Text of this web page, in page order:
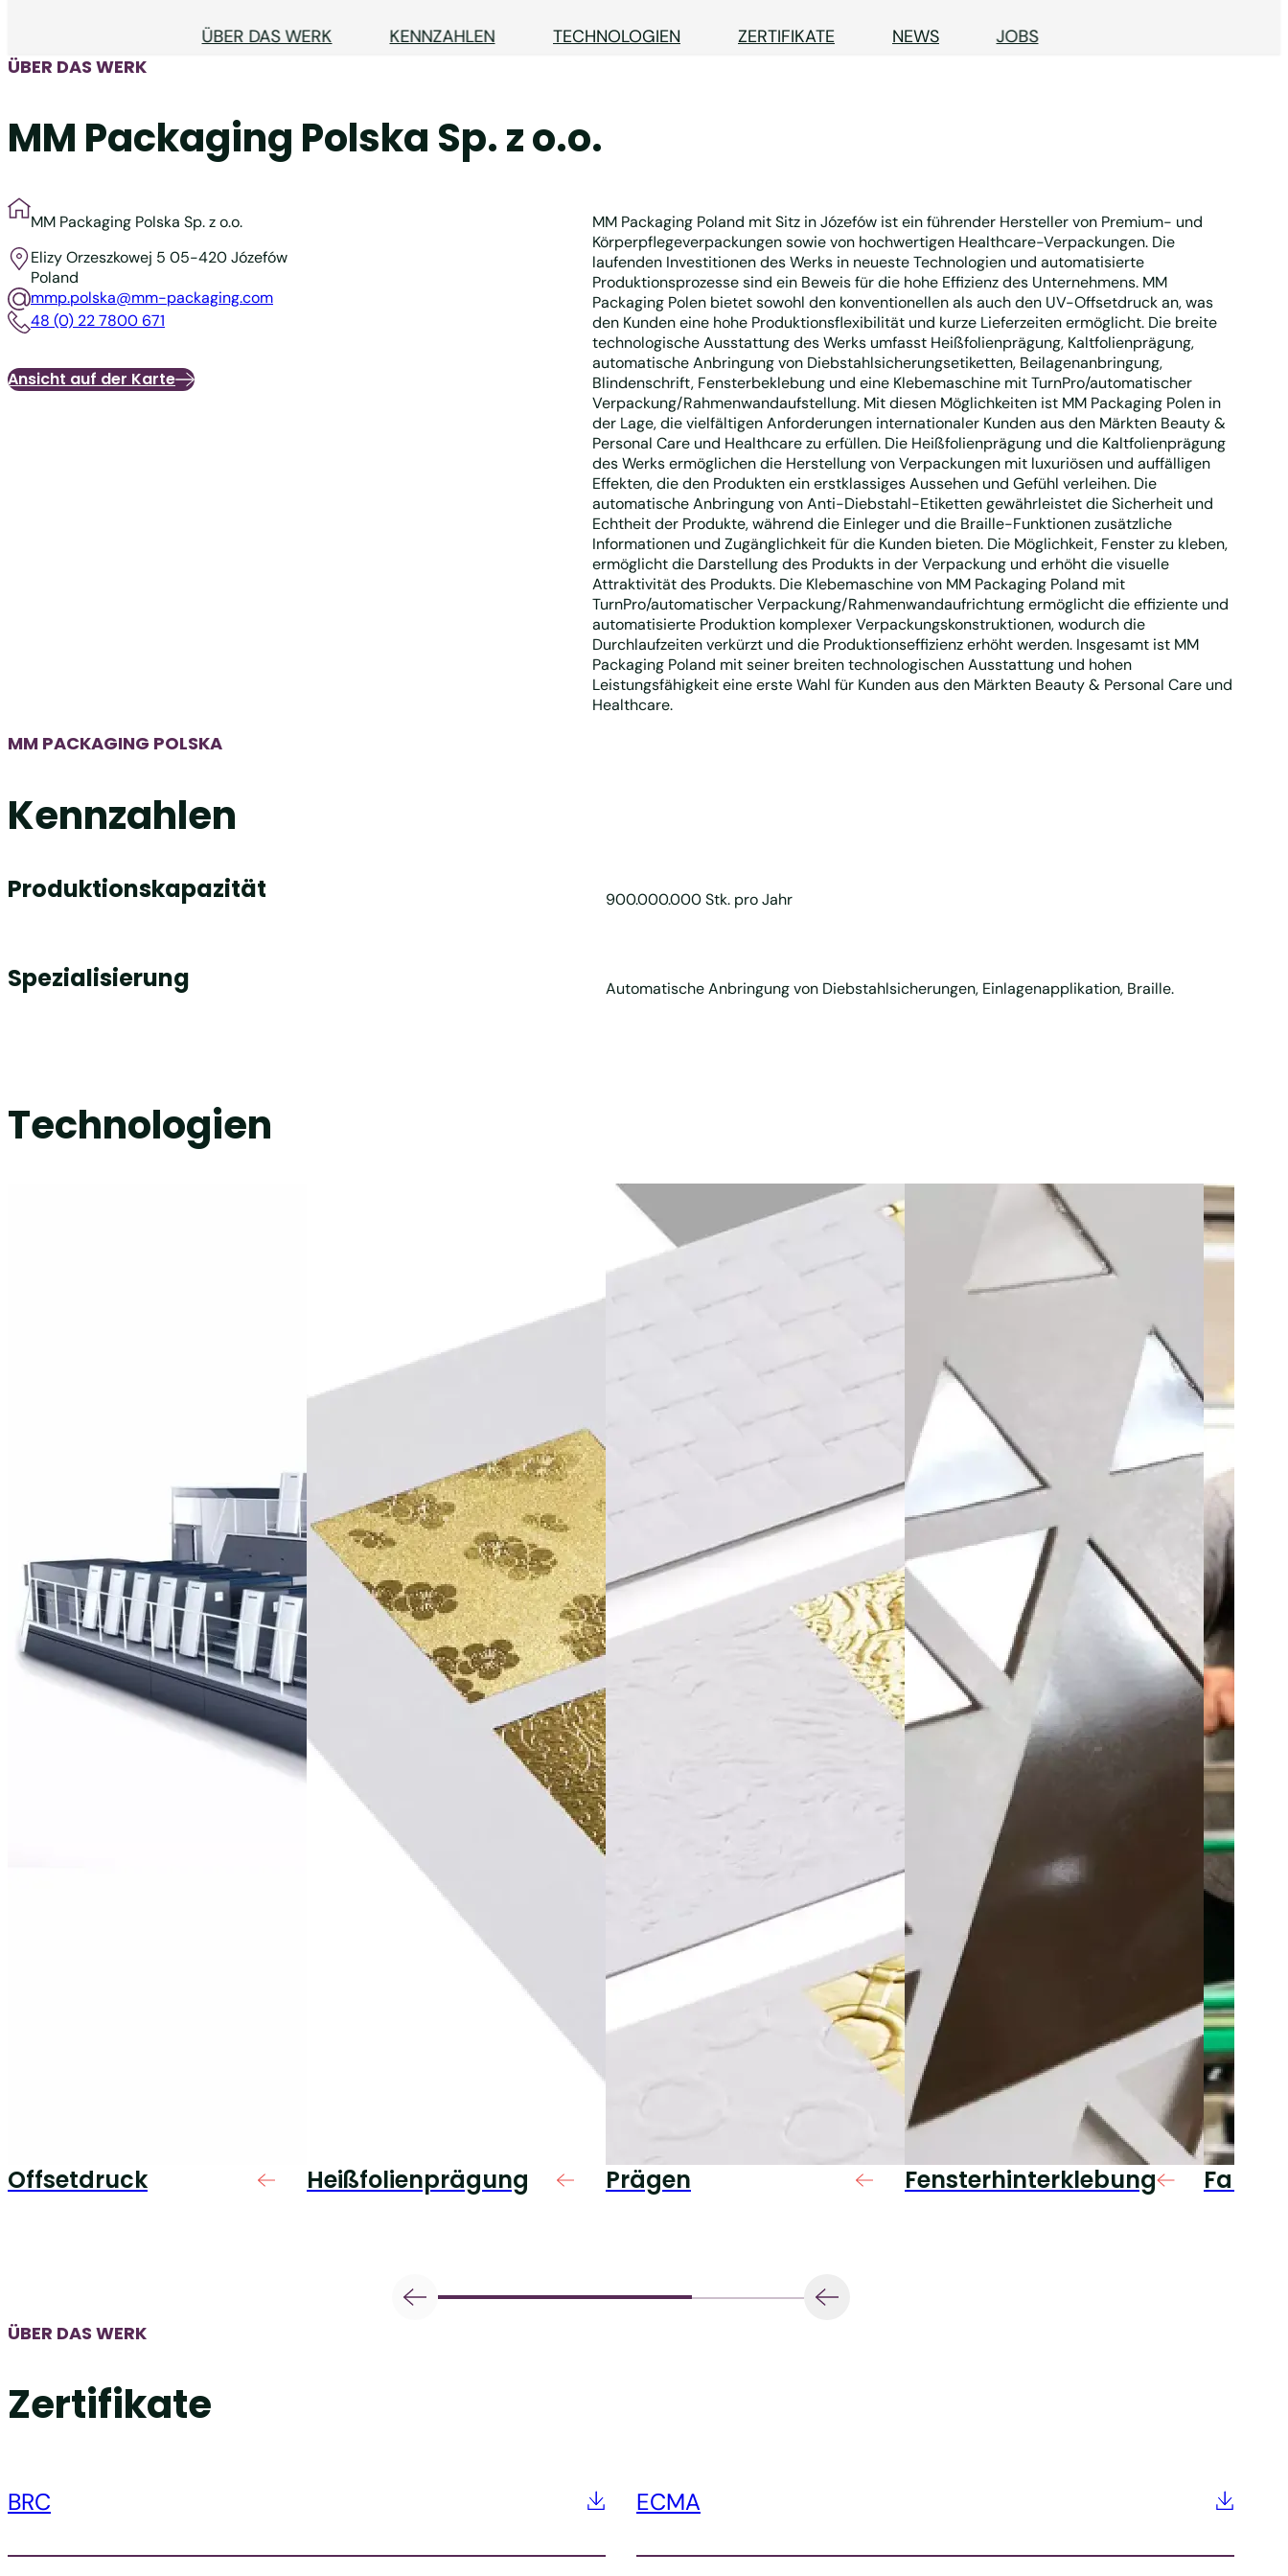
ÜBER DAS WERK KENNZAHLEN TECHNOLOGIEN ZERTIFIKATE NEWS JOBS
ÜBER DAS WERK
MM Packaging Polska Sp. z o.o.
MM Packaging Polska Sp. z o.o.
Elizy Orzeszkowej 5 05-420 Józefów
Poland
mmp.polska@mm-packaging.com
48 (0) 22 7800 671
Ansicht auf der Karte
MM Packaging Poland mit Sitz in Józefów ist ein führender Hersteller von Premium- und
Körperpflegeverpackungen sowie von hochwertigen Healthcare-Verpackungen. Die
laufenden Investitionen des Werks in neueste Technologien und automatisierte
Produktionsprozesse sind ein Beweis für die hohe Effizienz des Unternehmens. MM
Packaging Polen bietet sowohl den konventionellen als auch den UV-Offsetdruck an, was
den Kunden eine hohe Produktionsflexibilität und kurze Lieferzeiten ermöglicht. Die breite
technologische Ausstattung des Werks umfasst Heißfolienprägung, Kaltfolienprägung,
automatische Anbringung von Diebstahlsicherungsetiketten, Beilagenanbringung,
Blindenschrift, Fensterbeklebung und eine Klebemaschine mit TurnPro/automatischer
Verpackung/Rahmenwandaufstellung. Mit diesen Möglichkeiten ist MM Packaging Polen in
der Lage, die vielfältigen Anforderungen internationaler Kunden aus den Märkten Beauty &
Personal Care und Healthcare zu erfüllen. Die Heißfolienprägung und die Kaltfolienprägung
des Werks ermöglichen die Herstellung von Verpackungen mit luxuriösen und auffälligen
Effekten, die den Produkten ein erstklassiges Aussehen und Gefühl verleihen. Die
automatische Anbringung von Anti-Diebstahl-Etiketten gewährleistet die Sicherheit und
Echtheit der Produkte, während die Einleger und die Braille-Funktionen zusätzliche
Informationen und Zugänglichkeit für die Kunden bieten. Die Möglichkeit, Fenster zu kleben,
ermöglicht die Darstellung des Produkts in der Verpackung und erhöht die visuelle
Attraktivität des Produkts. Die Klebemaschine von MM Packaging Poland mit
TurnPro/automatischer Verpackung/Rahmenwandaufrichtung ermöglicht die effiziente und
automatisierte Produktion komplexer Verpackungskonstruktionen, wodurch die
Durchlaufzeiten verkürzt und die Produktionseffizienz erhöht werden. Insgesamt ist MM
Packaging Poland mit seiner breiten technologischen Ausstattung und hohen
Leistungsfähigkeit eine erste Wahl für Kunden aus den Märkten Beauty & Personal Care und
Healthcare.
MM PACKAGING POLSKA
Kennzahlen
Produktionskapazität 900.000.000 Stk. pro Jahr
Spezialisierung Automatische Anbringung von Diebstahlsicherungen, Einlagenapplikation, Braille.
Technologien
Offsetdruck Heißfolienprägung Prägen Fensterhinterklebung Falten
ÜBER DAS WERK
Zertifikate
BRC ECMA